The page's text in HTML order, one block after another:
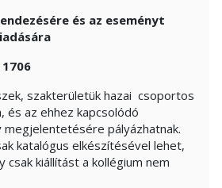
és az eseményt
1706
szakterületük hazai csoportos
és az ehhez kapcsolódó
megjelentetésére pályázhatnak.
katalógus elkészítésével lehet,
csak kiállítást a kollégium nem